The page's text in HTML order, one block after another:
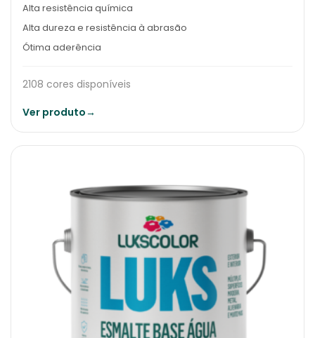
Alta resistência química
Alta dureza e resistência à abrasão
Ótima aderência
2108 cores disponíveis
Ver produto→